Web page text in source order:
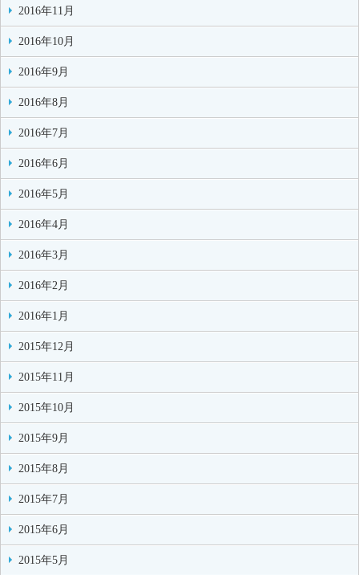
2016年11月
2016年10月
2016年9月
2016年8月
2016年7月
2016年6月
2016年5月
2016年4月
2016年3月
2016年2月
2016年1月
2015年12月
2015年11月
2015年10月
2015年9月
2015年8月
2015年7月
2015年6月
2015年5月